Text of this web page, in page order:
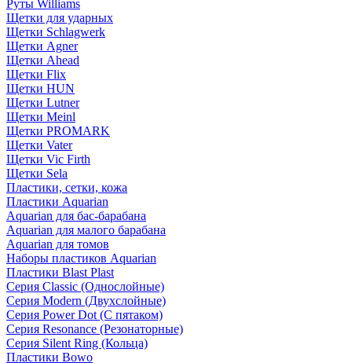
Руты Williams
Щетки для ударных
Щетки Schlagwerk
Щетки Agner
Щетки Ahead
Щетки Flix
Щетки HUN
Щетки Lutner
Щетки Meinl
Щетки PROMARK
Щетки Vater
Щетки Vic Firth
Щетки Sela
Пластики, сетки, кожа
Пластики Aquarian
Aquarian для бас-барабана
Aquarian для малого барабана
Aquarian для томов
Наборы пластиков Aquarian
Пластики Blast Plast
Серия Classic (Однослойные)
Серия Modern (Двухслойные)
Серия Power Dot (С пятаком)
Серия Resonance (Резонаторные)
Серия Silent Ring (Кольца)
Пластики Bowo